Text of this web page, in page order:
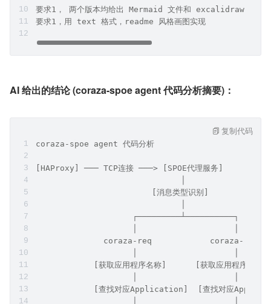
第二版本，关注实现细节,展示了每个步骤具体的代码实现和数据
关键区别:
第二版本更适合理解具体实现和调试问题
第一版本聚焦于"做什么"
要求1， 两个版本均给出 Mermaid 文件和 excalidraw 文件
AI 给出的结论 (coraza-spoe agent 代码分析摘要)：
                              │
                              │
复制代码